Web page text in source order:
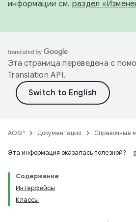
информации см. раздел
Эта страница переведена с
Translation API.
AOSP Документация Справочные
Эта информация оказалась полезной?
Содержание
Интерфейсы
Классы